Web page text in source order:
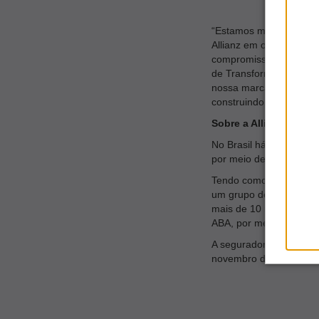
“Estamos muito
Allianz em oferecer
compromisso de
de Transformação,
nossa marca para as
construindo uma
Sobre a Allianz
No Brasil há 120 anos,
por meio de 56 filiais,
Tendo como premissa
um grupo de
mais de 10 mil
ABA, por meio de
A seguradora nomeia
novembro de 2014, já